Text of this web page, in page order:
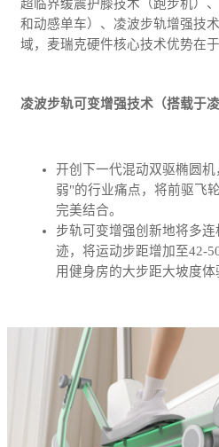
超临界缓震护膝技术（跑步机）
和动感单车）、凌波步轨增强技
域，麦瑞克硬件核心技术优势在于
凌波步轨可变增强技术（搭载于
开创下一代混动双驱椭圆
弱"的行业痛点，将前驱飞
完美结合。
步轨可变增强创新地将多
迹，将运动步距增加至42-
用健身房的大步距大坡度体